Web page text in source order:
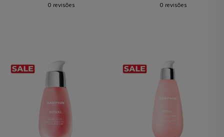
0 revisões
0 revisões